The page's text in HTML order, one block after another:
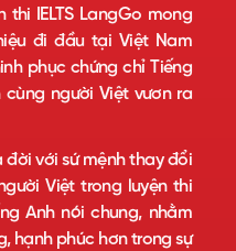
IELTS LangGo mong
đi đầu tại Việt Nam
phục chứng chỉ Tiếng
người Việt vươn ra
đời với sứ mệnh thay đổi
Việt trong luyện thi
Anh nói chung, nhằm
hạnh phúc hơn trong sự